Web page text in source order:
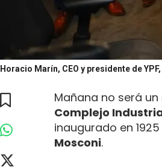
Horacio Marín, CEO y presidente de
Mañana no será
Complejo
inaugurado en
Mosconi.